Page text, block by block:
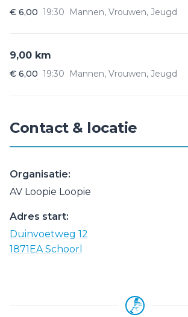
19:30 Mannen, Vrouwen, Jeugd
€ 6,00
9,00 km
19:30 Mannen, Vrouwen, Jeugd
€ 6,00
Contact & locatie
Organisatie:
AV Loopie Loopie
Adres start:
Duinvoetweg 12
1871EA Schoorl